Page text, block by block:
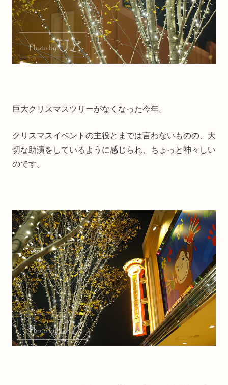
巨大クリスマスツリーがなくなった今年。
クリスマスイベントの主役とまでは言わないものの、大
切な助演をしているように感じられ、ちょっと神々しい
のです。